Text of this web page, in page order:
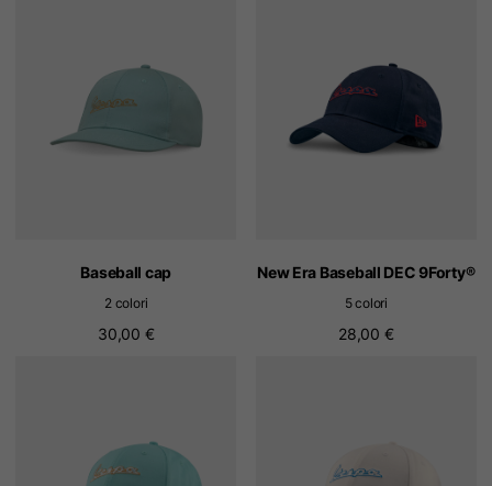
Baseball cap
2 colori
30,00 €
New Era Baseball DEC 9Forty®
5 colori
28,00 €